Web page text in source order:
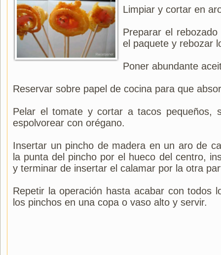
Limpiar y cortar en
Preparar el
el paquete y rebozar
Poner abundante
Reservar sobre papel de cocina para que
Pelar el tomate y cortar a tacos pequeños,
espolvorear con orégano.
Insertar un pincho de madera en un aro de
la punta del pincho por el hueco del centro,
y terminar de insertar el calamar por la otra
Repetir la operación hasta acabar con todos
los pinchos en una copa o vaso alto y servir.